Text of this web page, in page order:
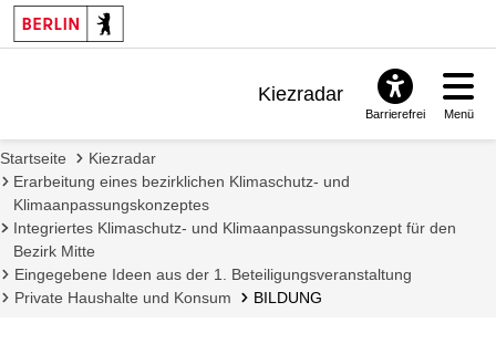
Kiezradar
Barrierefrei Menü
Startseite
Kiezradar
Erarbeitung eines bezirklichen Klimaschutz- und
Klimaanpassungskonzeptes
Integriertes Klimaschutz- und Klimaanpassungskonzept für den
Bezirk Mitte
Eingegebene Ideen aus der 1. Beteiligungsveranstaltung
Private Haushalte und Konsum
BILDUNG